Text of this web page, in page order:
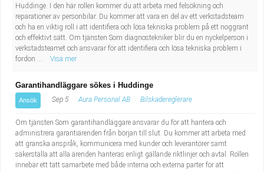
Huddinge. I den här rollen kommer du att arbeta med felsökning och
reparationer av personbilar. Du kommer att vara en del av ett verkstadsteam
och ha en viktig roll i att identifiera och lösa tekniska problem på ett noggrant
och effektivt sätt. Om tjänsten Som diagnostekniker blir du en nyckelperson i
verkstadsteamet och ansvarar för att identifiera och lösa tekniska problem i
fordon ...
Visa mer
Garantihandläggare sökes i Huddinge
Ansök Sep 5 Aura Personal AB Bilskadereglerare
Om tjänsten Som garantihandläggare ansvarar du för att hantera och
administrera garantiärenden från början till slut. Du kommer att arbeta med
att granska anspråk, kommunicera med kunder och leverantörer samt
säkerställa att alla ärenden hanteras enligt gällande riktlinjer och avtal. Rollen
innebär ett tätt samarbete med både interna och externa parter för att